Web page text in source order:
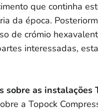
que continha
da época.
de crómio
interessadas,
sobre as instalações
a Topock